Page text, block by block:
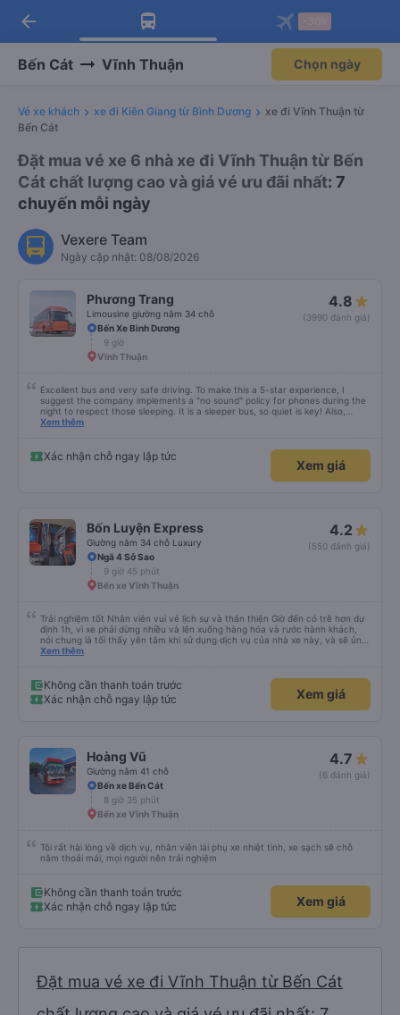
Tải app Vexere ngay!
Nhận ưu đãi thành viên độc
Mở app
Tải app Vexere
-30k/ghế khi đặt vé máy bay qua
Mở app
arrow_back
Bến Cát Vĩnh Thuận Chọn ngày
Vé xe khách xe đi Kiên Giang từ Bình Dương
xe đi Vĩnh Thuận từ
Bến Cát
Đặt mua vé xe 6 nhà xe đi Vĩnh Thuận từ Bến
Cát chất lượng cao và giá vé ưu đãi nhất: 7
chuyến mỗi ngày
Vexere Team
Ngày cập nhật: 08/08/2026
Phương Trang
Limousine giường nằm 34 chỗ
4.8
(3990 đánh giá)
Bến Xe Bình Dương
9 giờ
Vĩnh Thuận
Excellent bus and very safe driving. To make this a 5-star experience, I
suggest the company implements a "no sound" policy for phones during the
night to respect those sleeping. It is a sleeper bus, so quiet is key! Also,
please display the Wi-Fi password clearly inside the cabin for convenience. I
quy định rõ ràng về việc giữ im lặng (tắt âm thanh điện thoại) vào ban đêm
để tránh làm phiền hành khách khác ngủ. Ngoài ra, nhà xe nên dán sẵn mật
khẩu Wi-Fi trong xe để hành khách dễ dàng sử dụng. Tôi vẫn sẽ tiếp tục ủng
Xem thêm
Xác nhận chỗ ngay lập tức
Xem giá
Bốn Luyện Express
Giường nằm 34 chỗ Luxury
4.2
(550 đánh giá)
Ngã 4 Sở Sao
9 giờ 45 phút
Bến xe Vĩnh Thuận
Trải nghiệm tốt Nhân viên vui vẻ lịch sự và thân thiện Giờ đến có trễ hơn dự
định 1h, vì xe phải dừng nhiều và lên xuống hàng hóa và rước hành khách,
nói chung là tối thấy yên tâm khi sử dụng dịch vụ của nhà xe này, và sẽ ủng
hộ và giới thiệu cho người thân sử dụng dịch vụ của nhà xe này
Xem thêm
Không cần thanh toán trước
Xác nhận chỗ ngay lập tức
Xem giá
Hoàng Vũ
Giường nằm 41 chỗ
4.7
(6 đánh giá)
Bến xe Bến Cát
8 giờ 35 phút
Bến xe Vĩnh Thuận
Tôi rất hài lòng về dịch vụ, nhân viên lái phụ xe nhiệt tình, xe sạch sẽ chỗ
nằm thoải mái, mọi người nên trải nghiệm
Không cần thanh toán trước
Xác nhận chỗ ngay lập tức
Xem giá
Đặt mua vé xe đi Vĩnh Thuận từ Bến Cát